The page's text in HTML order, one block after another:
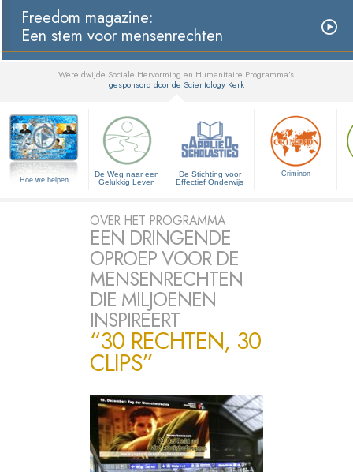
Freedom magazine:
Een stem voor mensenrechten
Wereldwijde Sociale Hervorming en Humanitaire Programma’s
gesponsord door de Scientology Kerk
Hoe we helpen
De Weg naar een
Gelukkig Leven
De Stichting voor
Effectief Onderwijs
Criminon
OVER HET PROGRAMMA
EEN DRINGENDE
OPROEP VOOR DE
MENSENRECHTEN
DIE MILJOENEN
INSPIREERT
“30 RECHTEN, 30
CLIPS”